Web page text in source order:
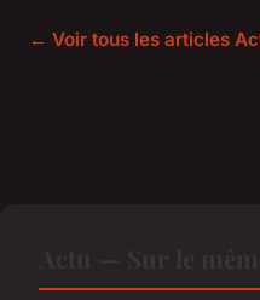
← Voir tous les articles